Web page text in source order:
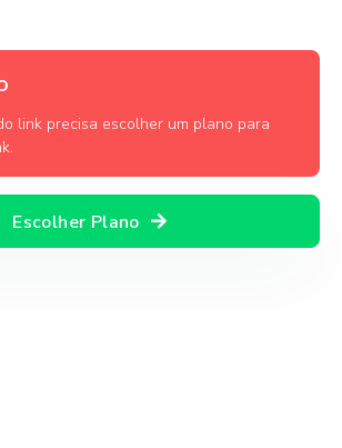
link precisa escolher um plano para
Escolher Plano